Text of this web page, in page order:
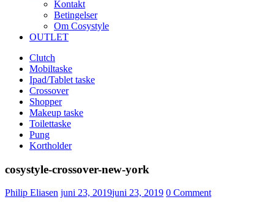
Kontakt
Betingelser
Om Cosystyle
OUTLET
Clutch
Mobiltaske
Ipad/Tablet taske
Crossover
Shopper
Makeup taske
Toilettaske
Pung
Kortholder
cosystyle-crossover-new-york
Philip Eliasen Udgivet
juni 23, 2019juni 23, 2019 0 Comment